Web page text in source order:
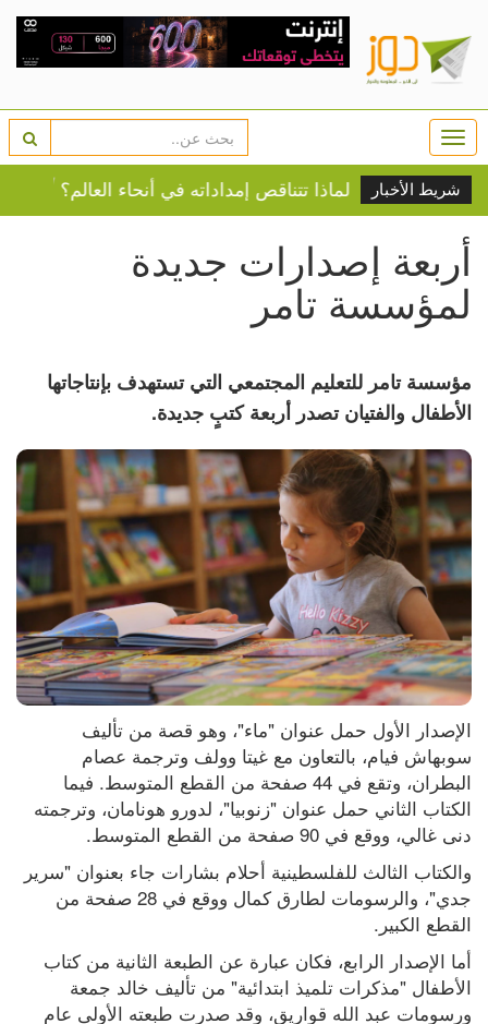
شريط الأخبار.. لماذا تتناقص إمداداته في أنحاء العالم؟
أربعة إصدارات جديدة
لمؤسسة تامر
مؤسسة تامر للتعليم المجتمعي التي تستهدف بإنتاجاتها
الأطفال والفتيان تصدر أربعة كتبٍ جديدة.
دنى غالي، ووقع في 90 صفحة من القطع المتوسط.
القطع الكبير.